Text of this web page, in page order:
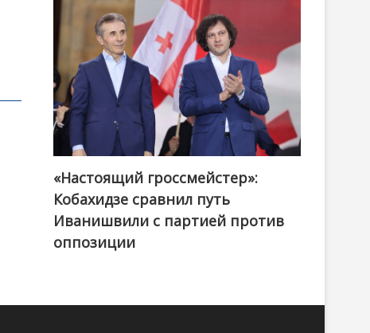
@ქართული ოცნება / Georgian Dream
«Настоящий гроссмейстер»:
Кобахидзе сравнил путь
Иванишвили с партией против
оппозиции